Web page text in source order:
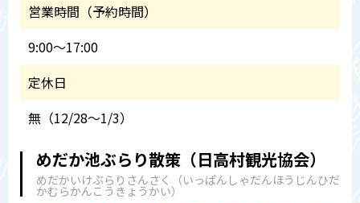
営業時間（予約時間）
9:00～17:00
定休日
無（12/28～1/3）
めだか池ぶらり散策（日高村観光協会）
めだかいけぶらりさんさく（いっぱんしゃだんほうじんひだ
かむらかんこうきょうかい）